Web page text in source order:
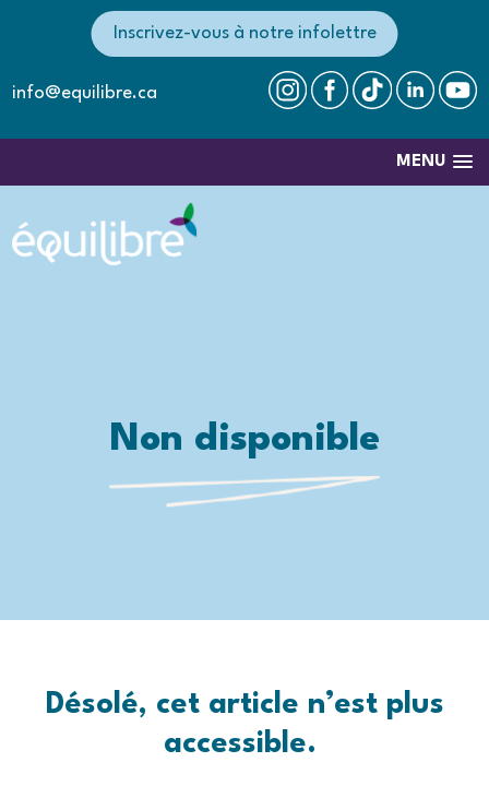
info@equilibre.ca
Inscrivez-vous à notre infolettre
MENU
Non disponible
Désolé, cet article n’est plus
accessible.